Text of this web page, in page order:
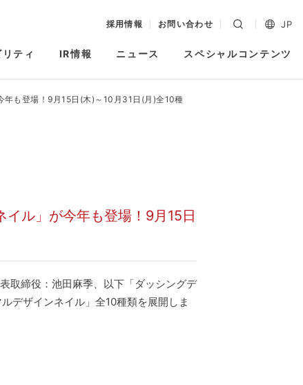
採用情報 お問い合わせ JP
ティ IR情報 ニュース スペシャルコンテンツ
年も登場！9月15日(木)～10月31日(月)全10種
ル」が今年も登場！9月15日
取締役：池田麻季、以下「ダッシングデ
デザインネイル」全10種類を展開しま